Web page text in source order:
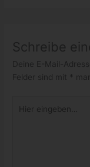
Schreibe
Deine E-Mail-
Felder sind mit *
eingeben…